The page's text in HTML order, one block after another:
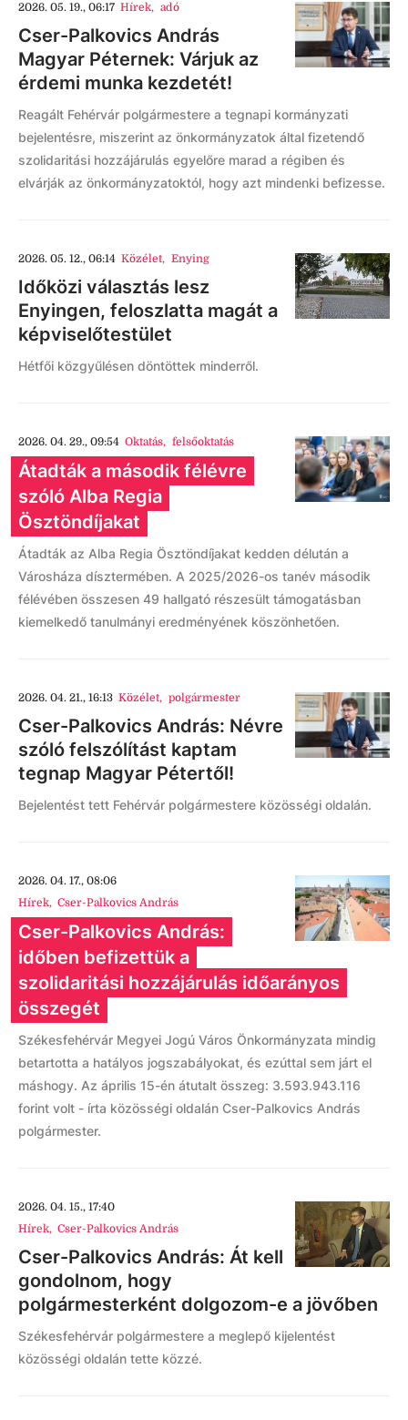
2026. 05. 19., 06:17 Hírek, adó
Cser-Palkovics András
Magyar Péternek: Várjuk az
érdemi munka kezdetét!
Reagált Fehérvár polgármestere a tegnapi kormányzati
bejelentésre, miszerint az önkormányzatok által fizetendő
szolidaritási hozzájárulás egyelőre marad a régiben és
elvárják az önkormányzatoktól, hogy azt mindenki befizesse.
2026. 05. 12., 06:14 Közélet, Enying
Időközi választás lesz
Enyingen, feloszlatta magát a
képviselőtestület
Hétfői közgyűlésen döntöttek minderről.
2026. 04. 29., 09:54 Oktatás, felsőoktatás
Átadták a második félévre
szóló Alba Regia
Ösztöndíjakat
Átadták az Alba Regia Ösztöndíjakat kedden délután a
Városháza dísztermében. A 2025/2026-os tanév második
félévében összesen 49 hallgató részesült támogatásban
kiemelkedő tanulmányi eredményének köszönhetően.
2026. 04. 21., 16:13 Közélet, polgármester
Cser-Palkovics András: Névre
szóló felszólítást kaptam
tegnap Magyar Pétertől!
Bejelentést tett Fehérvár polgármestere közösségi oldalán.
2026. 04. 17., 08:06
Hírek, Cser-Palkovics András
Cser-Palkovics András:
időben befizettük a
szolidaritási hozzájárulás időarányos
összegét
Székesfehérvár Megyei Jogú Város Önkormányzata mindig
betartotta a hatályos jogszabályokat, és ezúttal sem járt el
máshogy. Az április 15-én átutalt összeg: 3.593.943.116
forint volt - írta közösségi oldalán Cser-Palkovics András
polgármester.
2026. 04. 15., 17:40
Hírek, Cser-Palkovics András
Cser-Palkovics András: Át kell
gondolnom, hogy
polgármesterként dolgozom-e a jövőben
Székesfehérvár polgármestere a meglepő kijelentést
közösségi oldalán tette közzé.